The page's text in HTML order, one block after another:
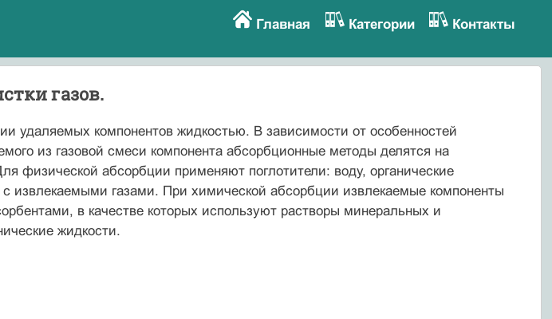
Главная Категории Контакты
газов.
удаляемых компонентов жидкостью. В зависимости от особенностей
из газовой смеси компонента абсорбционные методы делятся на
физической абсорбции применяют поглотители: воду, органические
извлекаемыми газами. При химической абсорбции извлекаемые компоненты
в качестве которых используют растворы минеральных и
жидкости.